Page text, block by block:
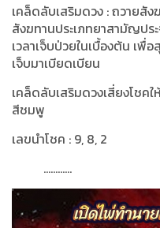
เคล็ดลับเสริมดวง :ถวายสัง
สังฆทานประเภทยาสามัญปร
เวลาเจ็บป่วยในเบื้องต้น เพื่
เจ็บมาเบียดเบียน
เคล็ดลับเสริมดวงเสี่ยงโชค
สีชมพู
เลขนำโชค : 9, 8, 2
............